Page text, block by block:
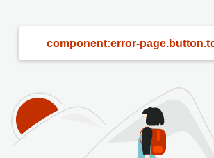
component:error-